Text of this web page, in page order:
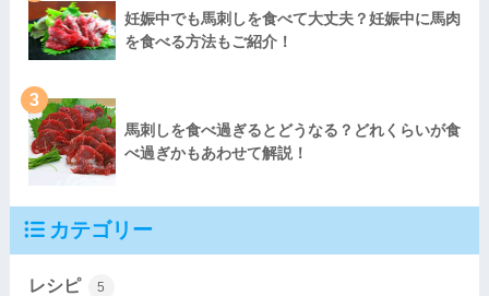
妊娠中でも馬刺しを食べて大丈夫？妊娠中に馬肉
を食べる方法もご紹介！
3
馬刺しを食べ過ぎるとどうなる？どれくらいが食
べ過ぎかもあわせて解説！
カテゴリー
レシピ 5